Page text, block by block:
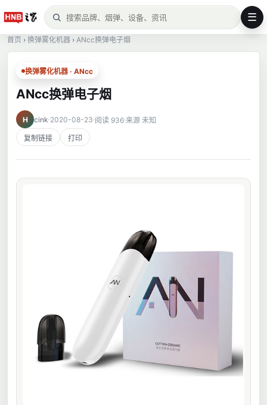
☰
首页 › 换弹雾化机器 › ANcc换弹电子烟
换弹雾化机器 · ANcc
ANcc换弹电子烟
H cink 2020-08-23 阅读 936 来源 未知
复制链接 打印